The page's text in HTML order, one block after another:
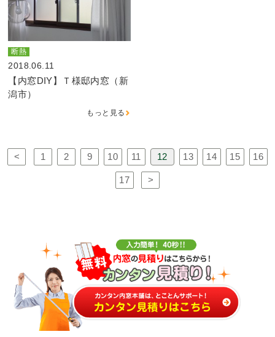
断熱
2018.06.11
【内窓DIY】Ｔ様邸内窓（新
潟市）
もっと見る
< 1 2 9 10 11 12 13 14 15 16
17 >